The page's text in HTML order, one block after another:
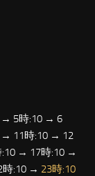
→ 5時:10 → 6
11時:10 → 12
→ 17時:10 →
時:10 → 23時:10